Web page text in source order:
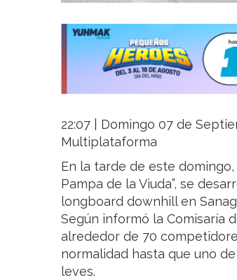
22:07 | Domingo 07 de
Multiplataforma
En la tarde de este
Pampa de la Viuda”, se
longboard downhill en
Según informó la Comisaría
alrededor de 70
normalidad hasta que uno
leves.